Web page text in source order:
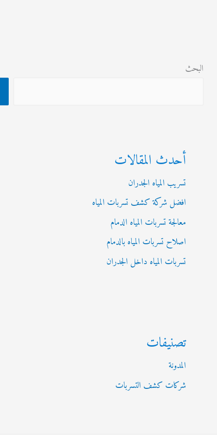
أحدث المقالات
تسريب المياه الجدران
افضل شركة كشف تسربات المياه
معالجة تسربات المياه الدمام
اصلاح تسربات المياه بالدمام
تسربات المياه داخل الجدران
تصنيفات
شركات كشف التسربات